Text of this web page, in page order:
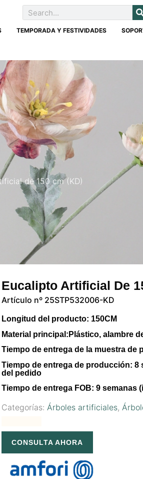
TEMPORADA Y FESTIVIDADES
de 150 cm (KD)
Eucalipto Artificial De
Artículo nº 25STP532006-KD
Longitud del producto: 150CM
Material principal: Plástico, alambre
Tiempo de entrega de la muestra de
Tiempo de entrega de producción: 8
del pedido
Tiempo de entrega FOB: 9 semanas
Categorías:Árboles artificiales,
CONSULTA AHORA